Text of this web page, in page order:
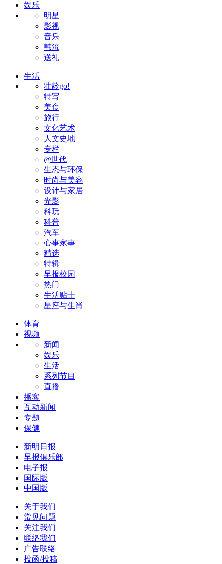
娱乐
明星
影视
音乐
韩流
送礼
生活
壮龄go!
特写
美食
旅行
文化艺术
人文史地
专栏
@世代
生态与环保
时尚与美容
设计与家居
光影
科玩
科普
汽车
心事家事
精选
特辑
早报校园
热门
生活贴士
星座与生肖
体育
视频
新闻
娱乐
生活
系列节目
直播
播客
互动新闻
专题
保健
新明日报
早报俱乐部
电子报
国际版
中国版
关于我们
常见问题
关注我们
联络我们
广告联络
投函/投稿